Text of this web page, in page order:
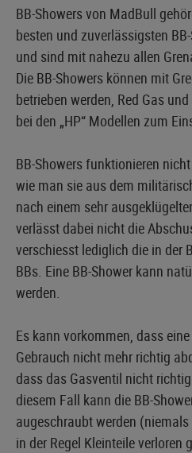
BB-Showers von MadBull
besten und zuverlässigsten
und sind mit nahezu allen
Die BB-Showers können mit
betrieben werden, Red Gas
bei den „HP“ Modellen zum
BB-Showers funktionieren
wie man sie aus dem
nach einem sehr
verlässt dabei nicht die
verschiesst lediglich die in der
BBs. Eine BB-Shower kann
werden.
Es kann vorkommen, dass
Gebrauch nicht mehr richtig
dass das Gasventil nicht
diesem Fall kann die BB-
augeschraubt werden
in der Regel Kleinteile verloren